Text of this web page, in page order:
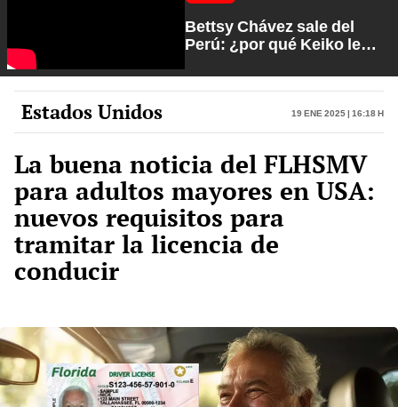
Bettsy Chávez sale del
Perú: ¿por qué Keiko le
Fuerte y Claro con Manuela
Camacho
Estados Unidos 19 Ene 2025 | 16:18 h
La buena noticia del FLHSMV
para adultos mayores en USA:
nuevos requisitos para
tramitar la licencia de
conducir